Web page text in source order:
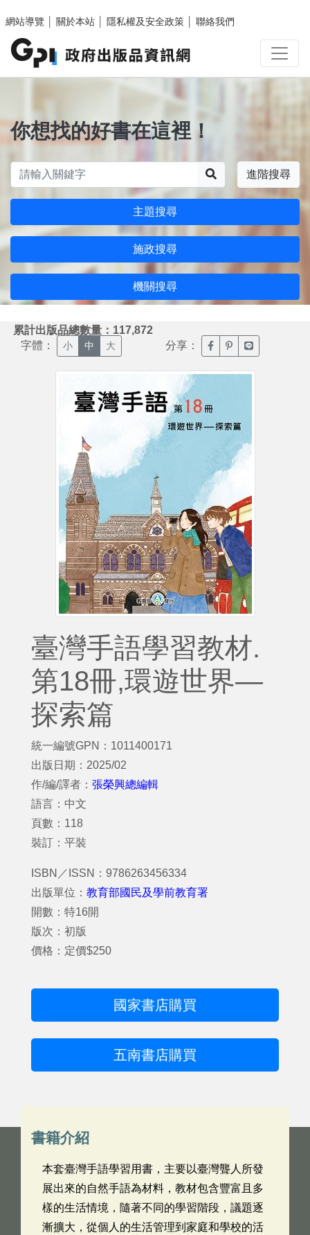
網站導覽
關於本站 隱私權及安全政策 聯絡我們
你想找的好書在這裡！
進階搜尋
主題搜尋
施政搜尋
機關搜尋
累計出版品總數量：117,872
字體： 小 中 大 分享： 臉書分享(另開新視窗)
噗浪分享(另開新
Line分享(另
臺灣手語學習教材.
第18冊,環遊世界—
探索篇
統一編號GPN：1011400171
出版日期：2025/02
作/編/譯者： 張榮興總編輯
語言：中文
頁數：118
裝訂：平裝
ISBN／ISSN：9786263456334
出版單位： 教育部國民及學前教育署
開數：特16開
版次：初版
價格：定價$250
國家書店購買
五南書店購買
書籍介紹
本套臺灣手語學習用書，主要以臺灣聾人所發
展出來的自然手語為材料，教材包含豐富且多
樣的生活情境，隨著不同的學習階段，議題逐
漸擴大，從個人的生活管理到家庭和學校的活